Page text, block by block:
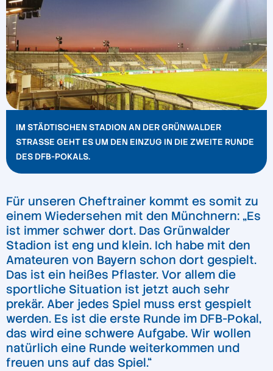
IM STÄDTISCHEN STADION AN DER GRÜNWALDER
STRASSE GEHT ES UM DEN EINZUG IN DIE ZWEITE RUNDE D
ES DFB-POKALS.
Für unseren Cheftrainer kommt es somit zu
einem Wiedersehen mit den Münchnern: „Es
ist immer schwer dort. Das Grünwalder
Stadion ist eng und klein. Ich habe mit den
Amateuren von Bayern schon dort gespielt.
Das ist ein heißes Pflaster. Vor allem die
sportliche Situation ist jetzt auch sehr
prekär. Aber jedes Spiel muss erst gespielt
werden. Es ist die erste Runde im DFB-Pokal,
das wird eine schwere Aufgabe. Wir wollen
natürlich eine Runde weiterkommen und
freuen uns auf das Spiel.“